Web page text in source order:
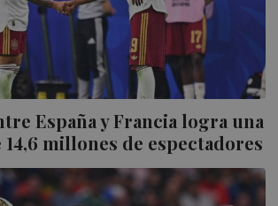
España y Francia logra una
millones de espectadores